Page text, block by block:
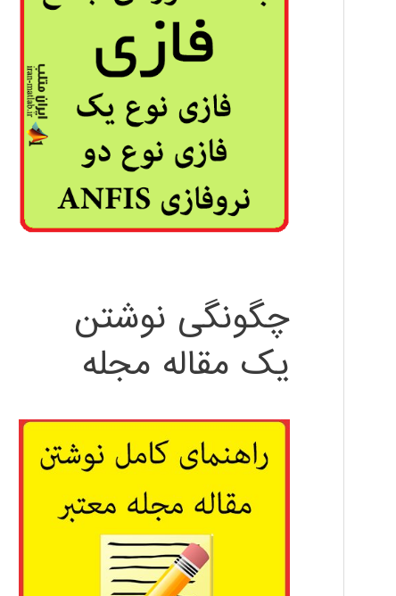
چگونگی نوشتن
یک مقاله مجله